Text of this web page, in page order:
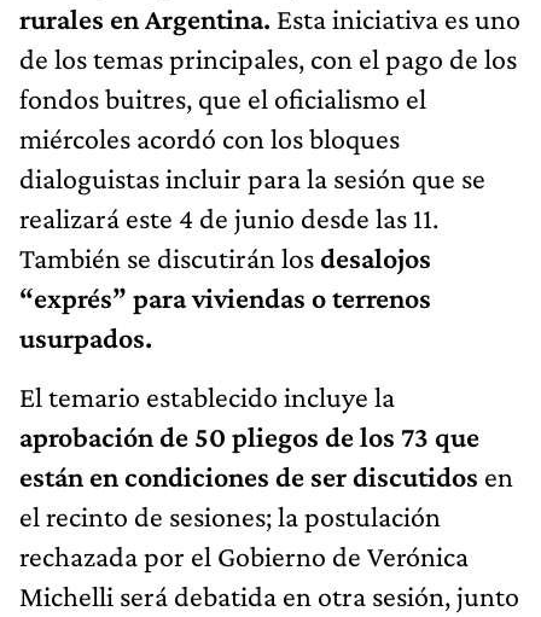
rurales en Argentina. Esta iniciativa es uno
de los temas principales, con el pago de los
fondos buitres, que el oficialismo el
miércoles acordó con los bloques
dialoguistas incluir para la sesión que se
realizará este 4 de junio desde las 11.
También se discutirán losdesalojos
“exprés” para viviendas o terrenos
usurpados.
El temario establecido incluye la
aprobación de 50 pliegos de los 73 que
están en condiciones de ser discutidos en
el recinto de sesiones; la postulación
rechazada por el Gobierno de Verónica
Michelli será debatida en otra sesión, junto